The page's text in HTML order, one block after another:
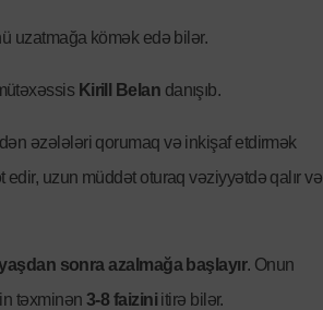
uzatmağa kömək edə bilər.
Kirill Belan danışıb.
əzələləri qorumaq və inkişaf etdirmək
uzun müddət oturaq vəziyyətdə qalır və
sonra azalmağa başlayır. Onun
təxminən 3-8 faiziniitirə bilər.